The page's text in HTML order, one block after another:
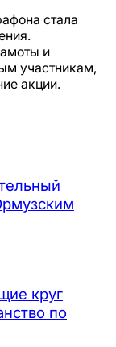
стала
и
участникам,
акции.
круг
по